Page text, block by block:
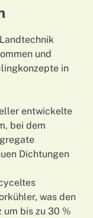
und
in
entwickelte
bei dem
Dichtungen
was den
um bis zu 30 %